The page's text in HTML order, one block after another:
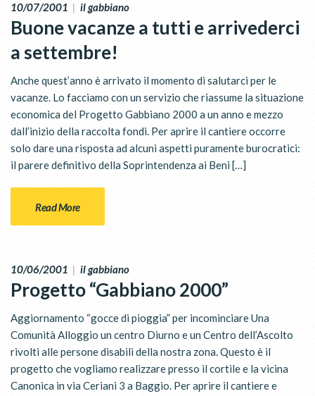
10/07/2001 | il gabbiano
Buone vacanze a tutti e arrivederci
a settembre!
Anche quest’anno è arrivato il momento di salutarci per le
vacanze. Lo facciamo con un servizio che riassume la situazione
economica del Progetto Gabbiano 2000 a un anno e mezzo
dall’inizio della raccolta fondi. Per aprire il cantiere occorre
solo dare una risposta ad alcuni aspetti puramente burocratici:
il parere definitivo della Soprintendenza ai Beni […]
Read More
10/06/2001 | il gabbiano
Progetto “Gabbiano 2000”
Aggiornamento “gocce di pioggia” per incominciare Una
Comunità Alloggio un centro Diurno e un Centro dell’Ascolto
rivolti alle persone disabili della nostra zona. Questo è il
progetto che vogliamo realizzare presso il cortile e la vicina
Canonica in via Ceriani 3 a Baggio. Per aprire il cantiere e